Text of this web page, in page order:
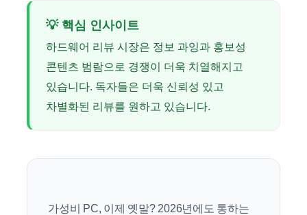
💡 핵심 인사이트
하드웨어 리뷰 시장은 정보 과잉과 홍보성
콘텐츠 범람으로 경쟁이 더욱 치열해지고
있습니다. 독자들은 더욱 신뢰성 있고
차별화된 리뷰를 원하고 있습니다.
가성비 PC, 이제 옛말? 2026년에도 통하는